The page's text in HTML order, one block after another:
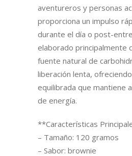
aventureros y personas
proporciona un impulso
durante el día o post-
elaborado principalmente
fuente natural de
liberación lenta,
equilibrada que mantiene
de energía.
**Características
– Tamaño: 120 gramos
– Sabor: brownie